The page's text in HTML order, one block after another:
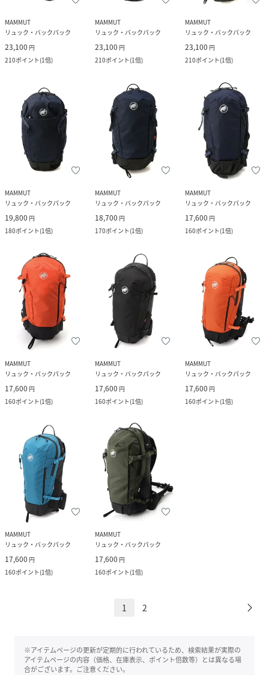
MAMMUT
リュック・バックパック
23,100 円
210ポイント(1倍)
MAMMUT
リュック・バックパック
23,100 円
210ポイント(1倍)
MAMMUT
リュック・バックパック
23,100 円
210ポイント(1倍)
MAMMUT
リュック・バックパック
19,800 円
180ポイント(1倍)
MAMMUT
リュック・バックパック
18,700 円
170ポイント(1倍)
MAMMUT
リュック・バックパック
17,600 円
160ポイント(1倍)
MAMMUT
リュック・バックパック
17,600 円
160ポイント(1倍)
MAMMUT
リュック・バックパック
17,600 円
160ポイント(1倍)
MAMMUT
リュック・バックパック
17,600 円
160ポイント(1倍)
MAMMUT
リュック・バックパック
17,600 円
160ポイント(1倍)
MAMMUT
リュック・バックパック
17,600 円
160ポイント(1倍)
1 2
※アイテムページの更新が定期的に行われているため、検索結果が実際の
アイテムページの内容（価格、在庫表示、ポイント倍数等）とは異なる場
合がございます。ご注意ください。